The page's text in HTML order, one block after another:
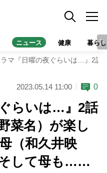
ニュース 健康 暮らし
ラマ『日曜の夜ぐらいは…』2
2023.05.14 11:00 0
らいは…』2話
菜名）が楽し
（和久井映
して母も……